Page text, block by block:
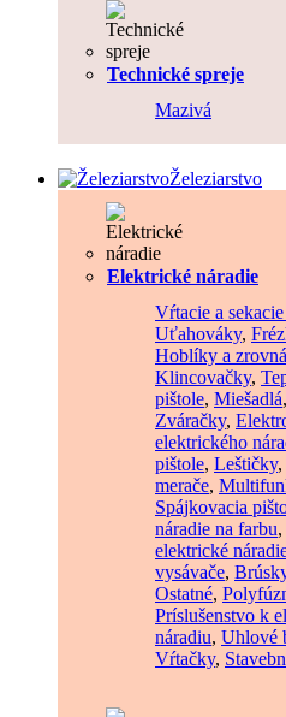
Technické spreje
Mazivá
Železiarstvo
Elektrické náradie
Vŕtacie a
Uťahováky,
Hoblíky a
Klincovačky,
pištole, Miešadlá,
Zváračky,
elektrického
pištole, Leštičky,
merače,
Spájkovacia
náradie na farbu,
elektrické
vysávače,
Ostatné,
Príslušenstvo k
náradiu, Uhlové
Vŕtačky,